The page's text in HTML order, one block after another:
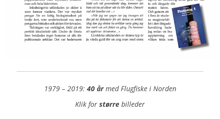
1979 – 2019: 40 årmed Flugfiske i Norden
Klik for større billeder